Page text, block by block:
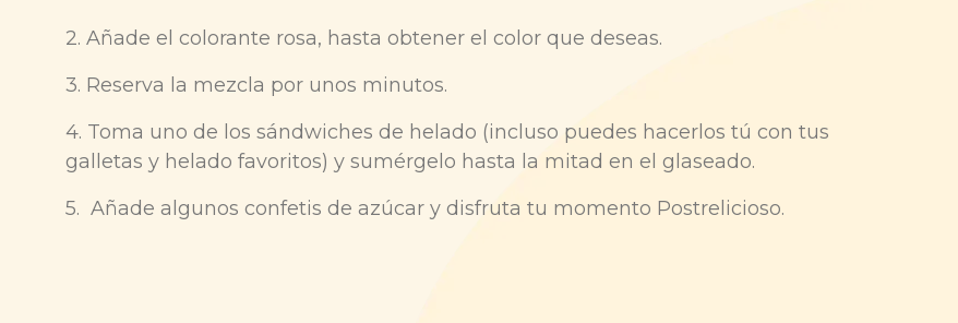
2. Añade el colorante rosa, hasta obtener el color que deseas.
3. Reserva la mezcla por unos minutos.
4. Toma uno de los sándwiches de helado (incluso puedes hacerlos tú con tus
galletas y helado favoritos) y sumérgelo hasta la mitad en el glaseado.
5. Añade algunos confetis de azúcar y disfruta tu momento Postrelicioso.